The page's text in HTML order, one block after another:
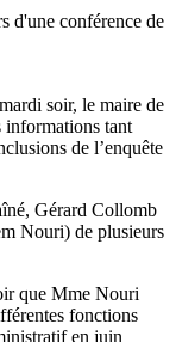
d'une conférence de
soir, le maire de
informations tant
de l’enquête
Gérard Collomb
Nouri) de plusieurs
que Mme Nouri
fonctions
en juin